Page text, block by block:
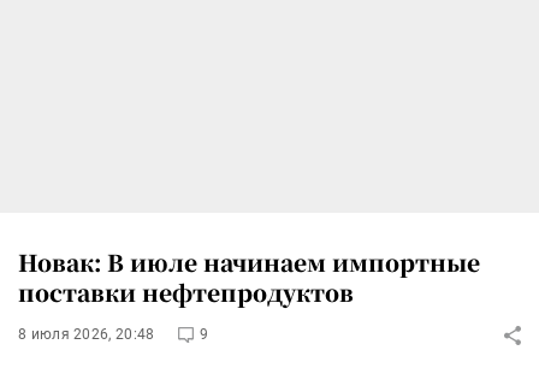
Новак: В июле начинаем импортные
поставки нефтепродуктов
8 июля 2026, 20:48 9